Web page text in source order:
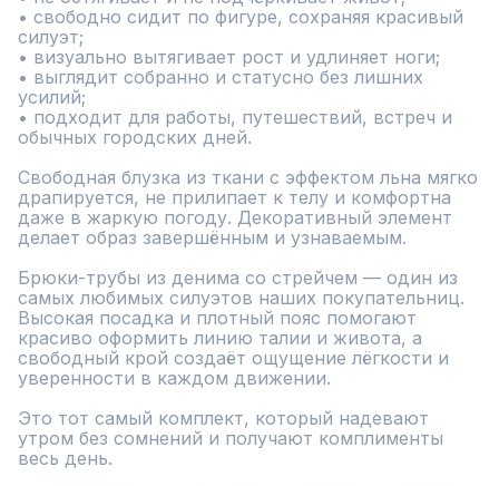
• свободно сидит по фигуре, сохраняя красивый
силуэт;
• визуально вытягивает рост и удлиняет ноги;
• выглядит собранно и статусно без лишних
усилий;
• подходит для работы, путешествий, встреч и
обычных городских дней.
Свободная блузка из ткани с эффектом льна мягко
драпируется, не прилипает к телу и комфортна
даже в жаркую погоду. Декоративный элемент
делает образ завершённым и узнаваемым.
Брюки-трубы из денима со стрейчем — один из
самых любимых силуэтов наших покупательниц.
Высокая посадка и плотный пояс помогают
красиво оформить линию талии и живота, а
свободный крой создаёт ощущение лёгкости и
уверенности в каждом движении.
Это тот самый комплект, который надевают
утром без сомнений и получают комплименты
весь день.